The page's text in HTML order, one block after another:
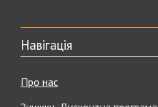
Навігація
Про нас